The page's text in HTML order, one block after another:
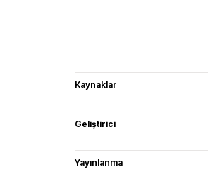
Kaynaklar
Geliştirici
Yayınlanma